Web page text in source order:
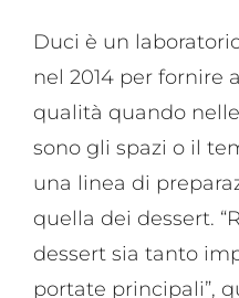
Duci è un
nel 2014 per fornire
qualità quando
sono gli spazi o il
una linea di
quella dei dessert.
dessert sia tanto
portate principali”,